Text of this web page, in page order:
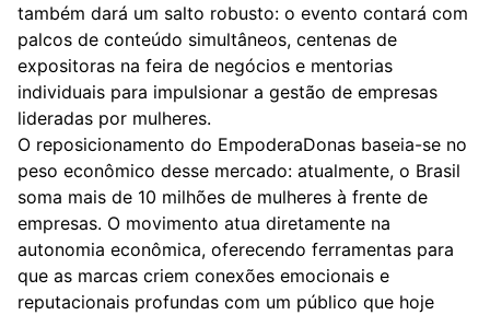
também dará um salto robusto: o evento contará com
palcos de conteúdo simultâneos, centenas de
expositoras na feira de negócios e mentorias
individuais para impulsionar a gestão de empresas
lideradas por mulheres.
O reposicionamento do EmpoderaDonas baseia-se no
peso econômico desse mercado: atualmente, o Brasil
soma mais de 10 milhões de mulheres à frente de
empresas. O movimento atua diretamente na
autonomia econômica, oferecendo ferramentas para
que as marcas criem conexões emocionais e
reputacionais profundas com um público que hoje